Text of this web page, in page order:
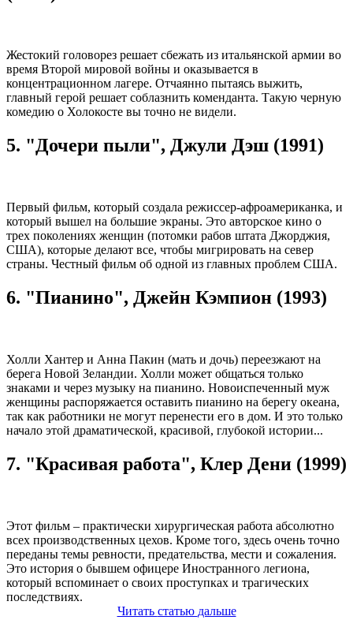
Жестокий головорез решает сбежать из итальянской армии во
время Второй мировой войны и оказывается в
концентрационном лагере. Отчаянно пытаясь выжить,
главный герой решает соблазнить коменданта. Такую черную
комедию о Холокосте вы точно не видели.
5. "Дочери пыли", Джули Дэш (1991)
Первый фильм, который создала режиссер-афроамериканка, и
который вышел на большие экраны. Это авторское кино о
трех поколениях женщин (потомки рабов штата Джорджия,
США), которые делают все, чтобы мигрировать на север
страны. Честный фильм об одной из главных проблем США.
6. "Пианино", Джейн Кэмпион (1993)
Холли Хантер и Анна Пакин (мать и дочь) переезжают на
берега Новой Зеландии. Холли может общаться только
знаками и через музыку на пианино. Новоиспеченный муж
женщины распоряжается оставить пианино на берегу океана,
так как работники не могут перенести его в дом. И это только
начало этой драматической, красивой, глубокой истории...
7. "Красивая работа", Клер Дени (1999)
Этот фильм – практически хирургическая работа абсолютно
всех производственных цехов. Кроме того, здесь очень точно
переданы темы ревности, предательства, мести и сожаления.
Это история о бывшем офицере Иностранного легиона,
который вспоминает о своих проступках и трагических
последствиях.
Читать статью дальше